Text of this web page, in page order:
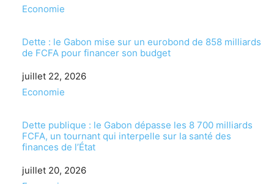
Par rapport à
Economie
Dette : le Gabon mise sur un eurobond de 858 milliards
de FCFA pour financer son budget
Date
juillet 22, 2026
Par rapport à
Economie
Dette publique : le Gabon dépasse les 8 700 milliards
FCFA, un tournant qui interpelle sur la santé des
finances de l’État
Date
juillet 20, 2026